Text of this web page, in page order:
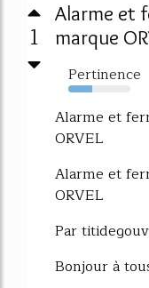
1
Alarme et
marque
Pertinence
38%
Alarme et
ORVEL
Alarme et
ORVEL
Par
Bonjour à